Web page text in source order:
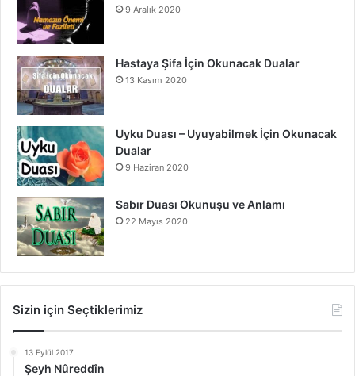
9 Aralık 2020
Hastaya Şifa İçin Okunacak Dualar
13 Kasım 2020
Uyku Duası – Uyuyabilmek İçin Okunacak
Dualar
9 Haziran 2020
Sabır Duası Okunuşu ve Anlamı
22 Mayıs 2020
Sizin için Seçtiklerimiz
13 Eylül 2017
Şeyh Nûreddîn